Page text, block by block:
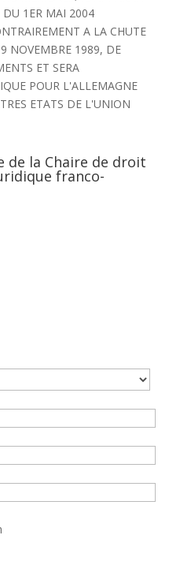
DU 1ER MAI 2004
A LA CHUTE
NOVEMBRE 1989, DE
ET SERA
POUR L'ALLEMAGNE
ETATS DE L'UNION
de la Chaire de droit
franco-